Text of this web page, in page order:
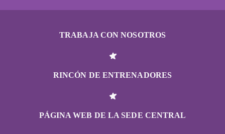
TRABAJA CON NOSOTROS
RINCÓN DE ENTRENADORES
PÁGINA WEB DE LA SEDE CENTRAL